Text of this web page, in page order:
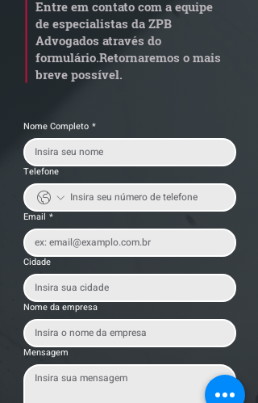
por penosidade e acende
alerta para
transportadoras
Entre em contato com a equipe
de especialistas da ZPB
Advogados através do
formulário.Retornaremos o mais
breve possível.
Nome Completo *
Telefone
Email *
Cidade
Nome da empresa
Mensagem